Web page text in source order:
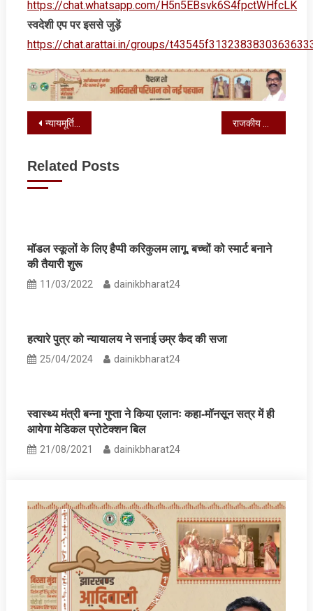
https://chat.whatsapp.com/H5n5EBsvk6S4fpctWHfcLK
स्‍वदेशी एप पर इससे जुड़ें
https://chat.arattai.in/groups/
Post
न्यायमूर्ति श्रीमती अनुभा रावत चौधरी ने परिसंपत्तियों का किया वितरण
Related Posts
मॉडल स्कूलों के लिए हैप्पी करिकुलम लागू, बच्चों को स्मार्ट बनाने
की तैयारी शुरू
11/03/2022 dainikbharat24
हत्यारे पुत्र को न्यायालय ने सनाई उम्र कैद की सजा
25/04/2024 dainikbharat24
स्वास्थ्य मंत्री बन्ना गुप्ता ने किया एलानः कहा-मॉनसून सत्र में ही
आयेगा मेडिकल प्रोटेक्शन बिल
21/08/2021 dainikbharat24